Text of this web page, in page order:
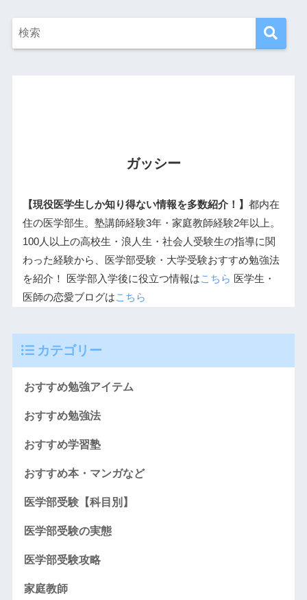
ガッシー
【現役医学生しか知り得ない情報を多数紹介！】 都内在
住の医学部生。塾講師経験3年・家庭教師経験2年以上。
100人以上の高校生・浪人生・社会人受験生の指導に関
わった経験から、医学部受験・大学受験おすすめ勉強法
を紹介！ 医学部入学後に役立つ情報はこちら 医学生・
医師の恋愛ブログはこちら
カテゴリー
おすすめ勉強アイテム
おすすめ勉強法
おすすめ学習塾
おすすめ本・マンガなど
医学部受験【科目別】
医学部受験の実態
医学部受験攻略
家庭教師